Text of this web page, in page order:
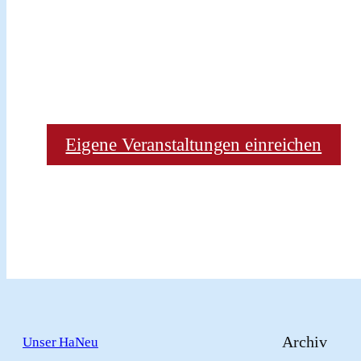
Eigene Veranstaltungen einreichen
Unser HaNeu Archiv